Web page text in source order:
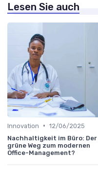
Lesen Sie auch
Innovation • 12/06/2025
Nachhaltigkeit im Büro: Der
grüne Weg zum modernen
Office-Management?